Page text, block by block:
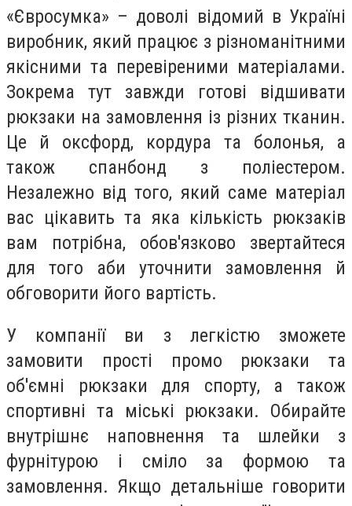
«Євросумка» – доволі відомий в Україні
виробник, який працює з різноманітними
якісними та перевіреними матеріалами.
Зокрема тут завжди готові відшивати
рюкзаки на замовлення із різних тканин.
Це й оксфорд, кордура та болонья, а
також спанбонд з поліестером.
Незалежно від того, який саме матеріал
вас цікавить та яка кількість рюкзаків
вам потрібна, обов'язково звертайтеся
для того аби уточнити замовлення й
обговорити його вартість.
У компанії ви з легкістю зможете
замовити прості промо рюкзаки та
об'ємні рюкзаки для спорту, а також
спортивні та міські рюкзаки. Обирайте
внутрішнє наповнення та шлейки з
фурнітурою і сміло за формою та
замовлення. Якщо детальніше говорити